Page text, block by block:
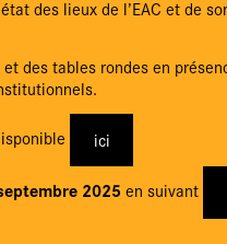
des lieux de l’EAC et de
des tables rondes en
ici
2025 en suivant